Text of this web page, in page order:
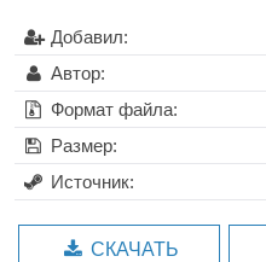
Добавил:
Автор:
Формат файла:
Размер:
Источник:
СКАЧАТЬ